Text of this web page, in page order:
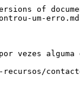
of
um-
vezes alguma